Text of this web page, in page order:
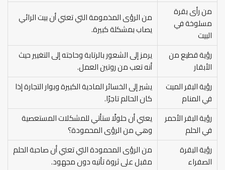
من رأى بقرة
مسلوخة في
البيت
من الرؤى المذمومة التي تعني أن بيت الرائي
يصاب بمشكلة كبيرة.
رؤية قطيع من
الأبقار
يرمز إلى الشعور بالرتابة وحاجته إلى التغيير حيث
أنه تعب من روتين العمل.
رؤية البقر الميت
في المنام
يشير إلى الخسائر المادية الكبيرة وبوار التجارة إذا
كان الحالم تاجرًا.
رؤية البقر الأحمر
في الحلم
يعني أن حلولًا ستأتي للمشكلات المستعصية
وهي من الرؤى المحمودة؟
رؤية البقرة
الصفراء
من الرؤى المحمودة التي تعني أن صاحبة الحلم
مقبل على ثروة تأتيه دون مجهود.